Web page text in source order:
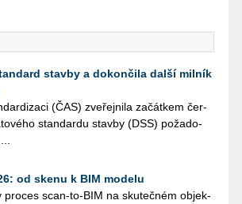
stavby a dokončila další milník
(ČAS) zve­řej­ni­la za­čát­kem čer­
stan­dar­du stav­by (DSS) po­ža­do­
od skenu k BIM modelu
pro­ces scan-to-BIM na sku­teč­ném ob­jek­